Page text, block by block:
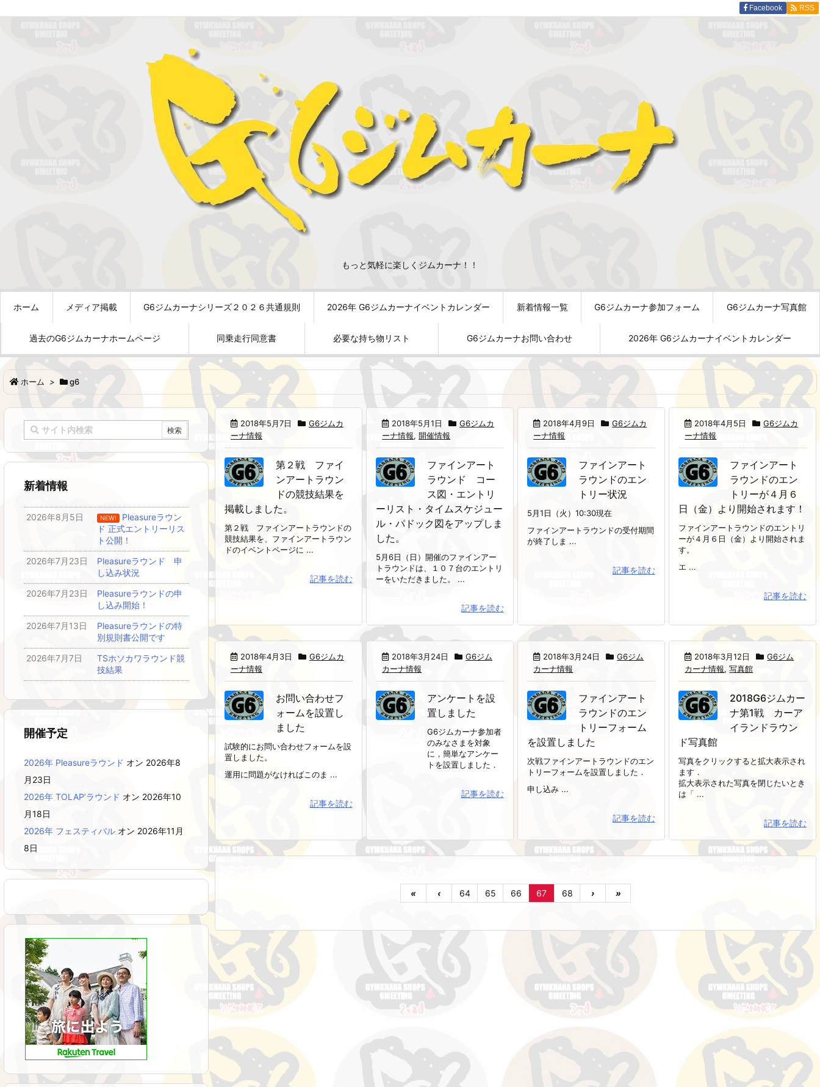
もっと気軽に楽しくジムカーナ！！
ホーム メディア掲載 G6ジムカーナシリーズ２０２６共通規則 2026年 G6ジムカーナイベントカレンダー 新着情報一覧 G6ジムカーナ参加フォーム G6ジムカーナ写真館
過去のG6ジムカーナホームページ 同乗走行同意書 必要な持ち物リスト G6ジムカーナお問い合わせ 2026年 G6ジムカーナイベントカレンダー
Facebook RSS
ホーム > g6
2018年5月7日
G6ジムカ
ーナ情報
第２戦 ファイ
ンアートラウン
ドの競技結果を
掲載しました。
第２戦 ファインアートラウンドの
競技結果を、ファインアートラウン
ドのイベントページに ...
記事を読む
2018年5月1日
G6ジムカ
ーナ情報,開催情報
ファインアート
ラウンド コー
ス図・エントリ
ーリスト・タイムスケジュー
ル・パドック図をアップしま
した。
5月6日（日）開催のファインアー
トラウンドは、１０７台のエントリ
ーをいただきました。 ...
記事を読む
2018年4月9日
G6ジムカ
ーナ情報
ファインアート
ラウンドのエン
トリー状況
5月1日（火）10:30現在
ファインアートラウンドの受付期間
が終了しま ...
記事を読む
2018年4月5日
G6ジムカ
ーナ情報
ファインアート
ラウンドのエン
トリーが４月６
日（金）より開始されます！
ファインアートラウンドのエントリ
ーが４月６日（金）より開始されま
す。
エ ...
記事を読む
2018年4月3日
G6ジムカ
ーナ情報
お問い合わせフ
ォームを設置し
ました
試験的にお問い合わせフォームを設
置しました。
運用に問題がなければこのま ...
記事を読む
2018年3月24日
G6ジム
カーナ情報
アンケートを設
置しました
G6ジムカーナ参加者
のみなさまを対象
に，簡単なアンケー
トを設置しました．
記事を読む
2018年3月24日
G6ジム
カーナ情報
ファインアート
ラウンドのエン
トリーフォーム
を設置しました
次戦ファインアートラウンドのエン
トリーフォームを設置しました．
申し込み ...
記事を読む
2018年3月12日
G6ジム
カーナ情報,写真館
2018G6ジムカー
ナ第1戦 カーア
イランドラウン
ド写真館
写真をクリックすると拡大表示され
ます．
拡大表示された写真を閉じたいとき
は「 ...
記事を読む
« ‹ 64 65 66 67 68 › »
新着情報
2026年8月5日 NEW! Pleasureラウン
ド 正式エントリーリス
ト公開！
2026年7月23日
Pleasureラウンド 申
し込み状況
2026年7月23日
Pleasureラウンドの申
し込み開始！
2026年7月13日
Pleasureラウンドの特
別規則書公開です
2026年7月7日
TSホソカワラウンド競
技結果
開催予定
2026年 Pleasureラウンド オン 2026年8
月23日
2026年 TOLAP’ラウンド オン 2026年10
月18日
2026年 フェスティバル オン 2026年11月
8日